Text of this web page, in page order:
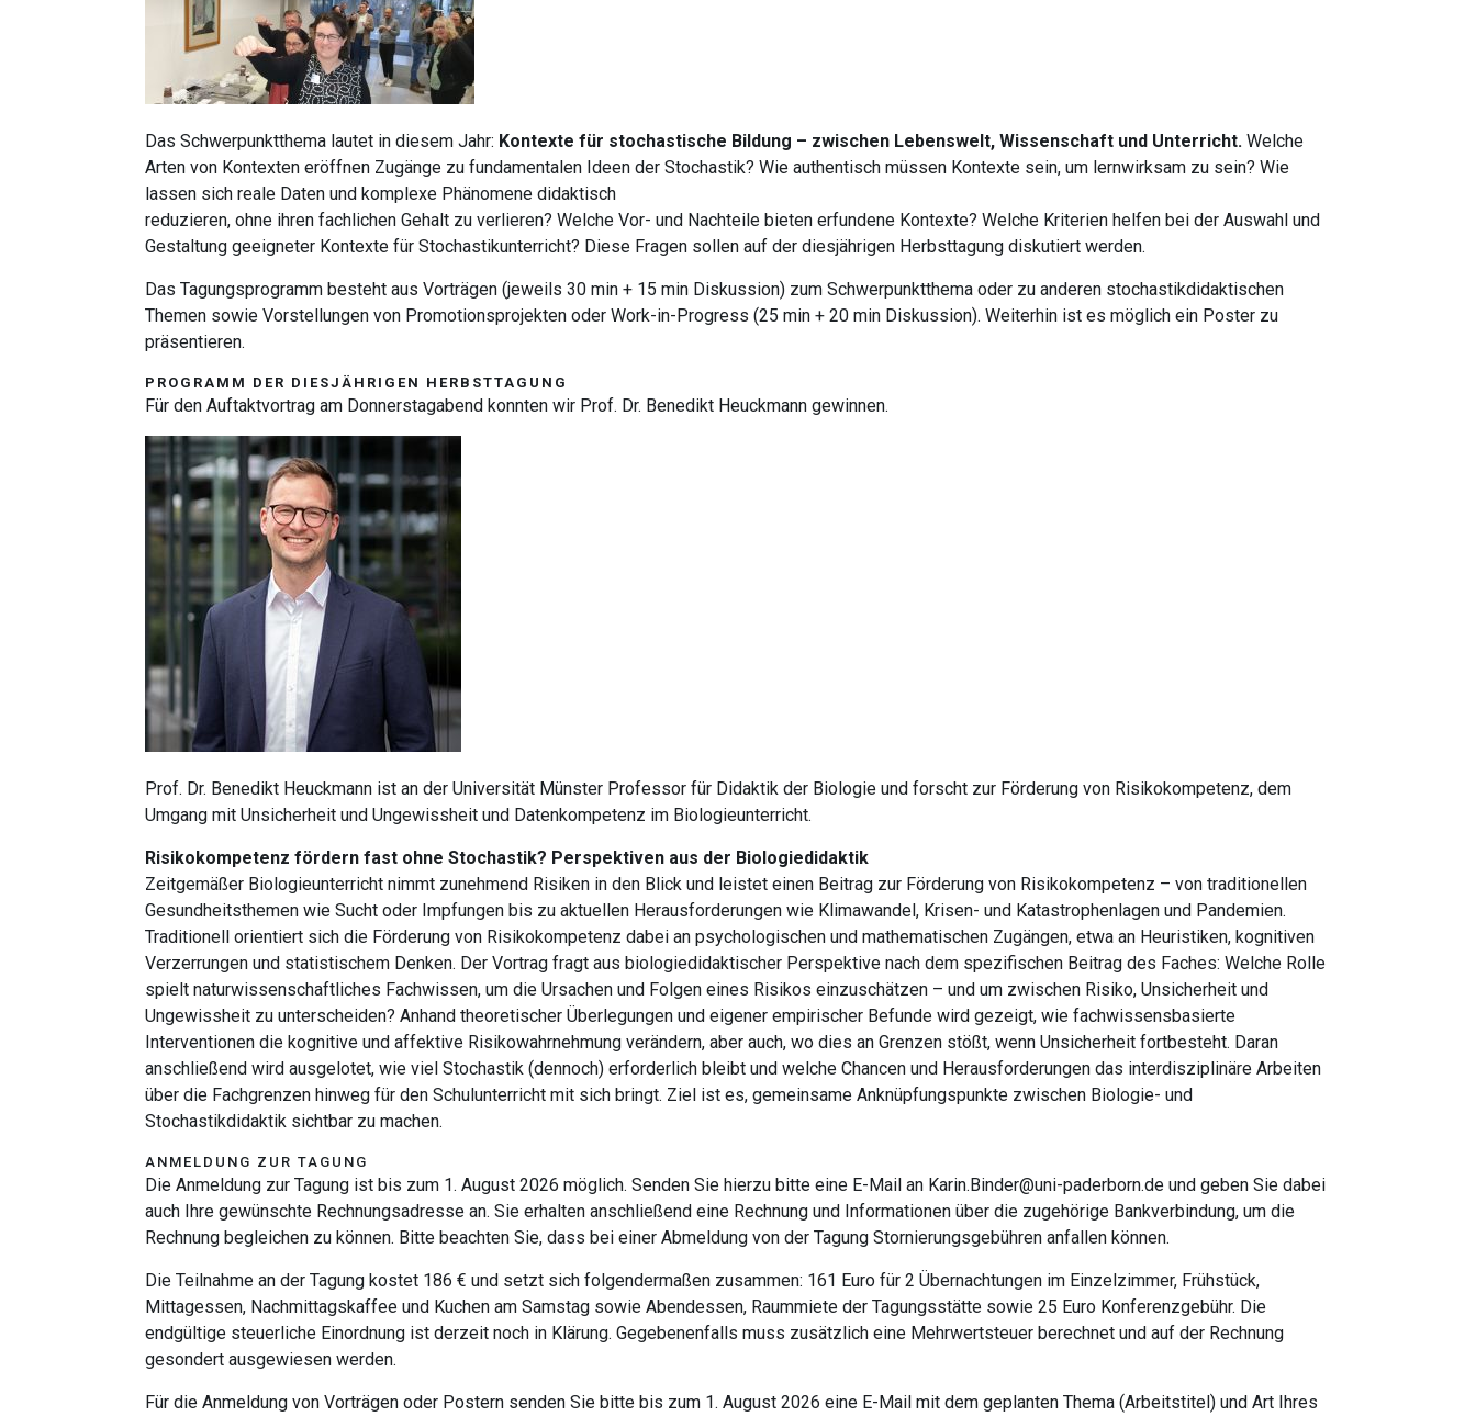
Das Schwerpunktthema lautet in diesem Jahr: Kontexte für stochastische Bildung – zwischen Lebenswelt, Wissenschaft und Unterricht. Welche
Arten von Kontexten eröffnen Zugänge zu fundamentalen Ideen der Stochastik? Wie authentisch müssen Kontexte sein, um lernwirksam zu sein? Wie
lassen sich reale Daten und komplexe Phänomene didaktisch
reduzieren, ohne ihren fachlichen Gehalt zu verlieren? Welche Vor- und Nachteile bieten erfundene Kontexte? Welche Kriterien helfen bei der Auswahl und
Gestaltung geeigneter Kontexte für Stochastikunterricht? Diese Fragen sollen auf der diesjährigen Herbsttagung diskutiert werden.
Das Tagungsprogramm besteht aus Vorträgen (jeweils 30 min + 15 min Diskussion) zum Schwerpunktthema oder zu anderen stochastikdidaktischen
Themen sowie Vorstellungen von Promotionsprojekten oder Work-in-Progress (25 min + 20 min Diskussion). Weiterhin ist es möglich ein Poster zu
präsentieren.
PROGRAMM DER DIESJÄHRIGEN HERBSTTAGUNG
Für den Auftaktvortrag am Donnerstagabend konnten wir Prof. Dr. Benedikt Heuckmann gewinnen.
Prof. Dr. Benedikt Heuckmann ist an der Universität Münster Professor für Didaktik der Biologie und forscht zur Förderung von Risikokompetenz, dem
Umgang mit Unsicherheit und Ungewissheit und Datenkompetenz im Biologieunterricht.
Risikokompetenz fördern fast ohne Stochastik? Perspektiven aus der Biologiedidaktik
Zeitgemäßer Biologieunterricht nimmt zunehmend Risiken in den Blick und leistet einen Beitrag zur Förderung von Risikokompetenz – von traditionellen
Gesundheitsthemen wie Sucht oder Impfungen bis zu aktuellen Herausforderungen wie Klimawandel, Krisen- und Katastrophenlagen und Pandemien.
Traditionell orientiert sich die Förderung von Risikokompetenz dabei an psychologischen und mathematischen Zugängen, etwa an Heuristiken, kognitiven
Verzerrungen und statistischem Denken. Der Vortrag fragt aus biologiedidaktischer Perspektive nach dem spezifischen Beitrag des Faches: Welche Rolle
spielt naturwissenschaftliches Fachwissen, um die Ursachen und Folgen eines Risikos einzuschätzen – und um zwischen Risiko, Unsicherheit und
Ungewissheit zu unterscheiden? Anhand theoretischer Überlegungen und eigener empirischer Befunde wird gezeigt, wie fachwissensbasierte
Interventionen die kognitive und affektive Risikowahrnehmung verändern, aber auch, wo dies an Grenzen stößt, wenn Unsicherheit fortbesteht. Daran
anschließend wird ausgelotet, wie viel Stochastik (dennoch) erforderlich bleibt und welche Chancen und Herausforderungen das interdisziplinäre Arbeiten
über die Fachgrenzen hinweg für den Schulunterricht mit sich bringt. Ziel ist es, gemeinsame Anknüpfungspunkte zwischen Biologie- und
Stochastikdidaktik sichtbar zu machen.
ANMELDUNG ZUR TAGUNG
Die Anmeldung zur Tagung ist bis zum 1. August 2026 möglich. Senden Sie hierzu bitte eine E-Mail an Karin.Binder@uni-paderborn.de und geben Sie dabei
auch Ihre gewünschte Rechnungsadresse an. Sie erhalten anschließend eine Rechnung und Informationen über die zugehörige Bankverbindung, um die
Rechnung begleichen zu können. Bitte beachten Sie, dass bei einer Abmeldung von der Tagung Stornierungsgebühren anfallen können.
Die Teilnahme an der Tagung kostet 186 € und setzt sich folgendermaßen zusammen: 161 Euro für 2 Übernachtungen im Einzelzimmer, Frühstück,
Mittagessen, Nachmittagskaffee und Kuchen am Samstag sowie Abendessen, Raummiete der Tagungsstätte sowie 25 Euro Konferenzgebühr. Die
endgültige steuerliche Einordnung ist derzeit noch in Klärung. Gegebenenfalls muss zusätzlich eine Mehrwertsteuer berechnet und auf der Rechnung
gesondert ausgewiesen werden.
Für die Anmeldung von Vorträgen oder Postern senden Sie bitte bis zum 1. August 2026 eine E-Mail mit dem geplanten Thema (Arbeitstitel) und Art Ihres